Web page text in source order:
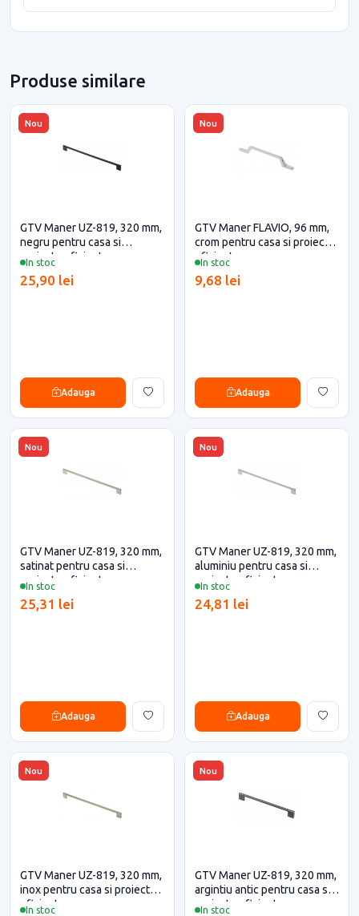
Produse similare
Nou
In stoc
GTV Maner UZ-819, 320 mm,
negru pentru casa si
proiecte eficiente
25,90 lei
Adauga
Nou
In stoc
GTV Maner FLAVIO, 96 mm,
crom pentru casa si proiecte
eficiente
9,68 lei
Adauga
Nou
In stoc
GTV Maner UZ-819, 320 mm,
satinat pentru casa si
proiecte eficiente
25,31 lei
Adauga
Nou
In stoc
GTV Maner UZ-819, 320 mm,
aluminiu pentru casa si
proiecte eficiente
24,81 lei
Adauga
Nou
In stoc
GTV Maner UZ-819, 320 mm,
inox pentru casa si proiecte
eficiente
Nou
In stoc
GTV Maner UZ-819, 320 mm,
argintiu antic pentru casa si
proiecte eficiente